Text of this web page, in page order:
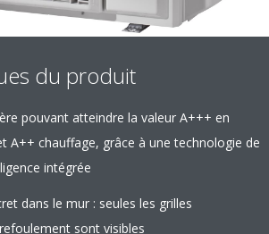
du produit
pouvant atteindre la valeur A+++ en
A++ chauffage, grâce à une technologie de
intégrée
dans le mur : seules les grilles
sont visibles